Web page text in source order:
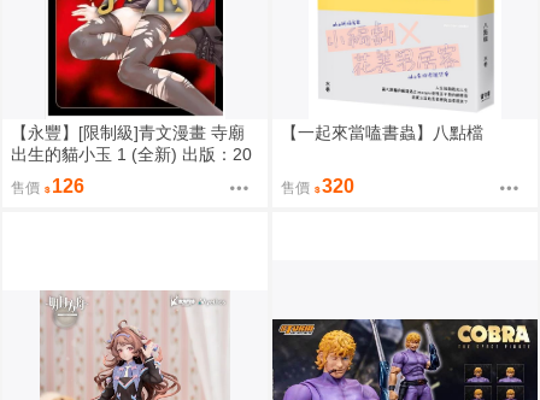
【永豐】[限制級]青文漫畫 寺廟
出生的貓小玉 1 (全新) 出版：20
26/08
售價 126
【一起來當嗑書蟲】八點檔
售價 320